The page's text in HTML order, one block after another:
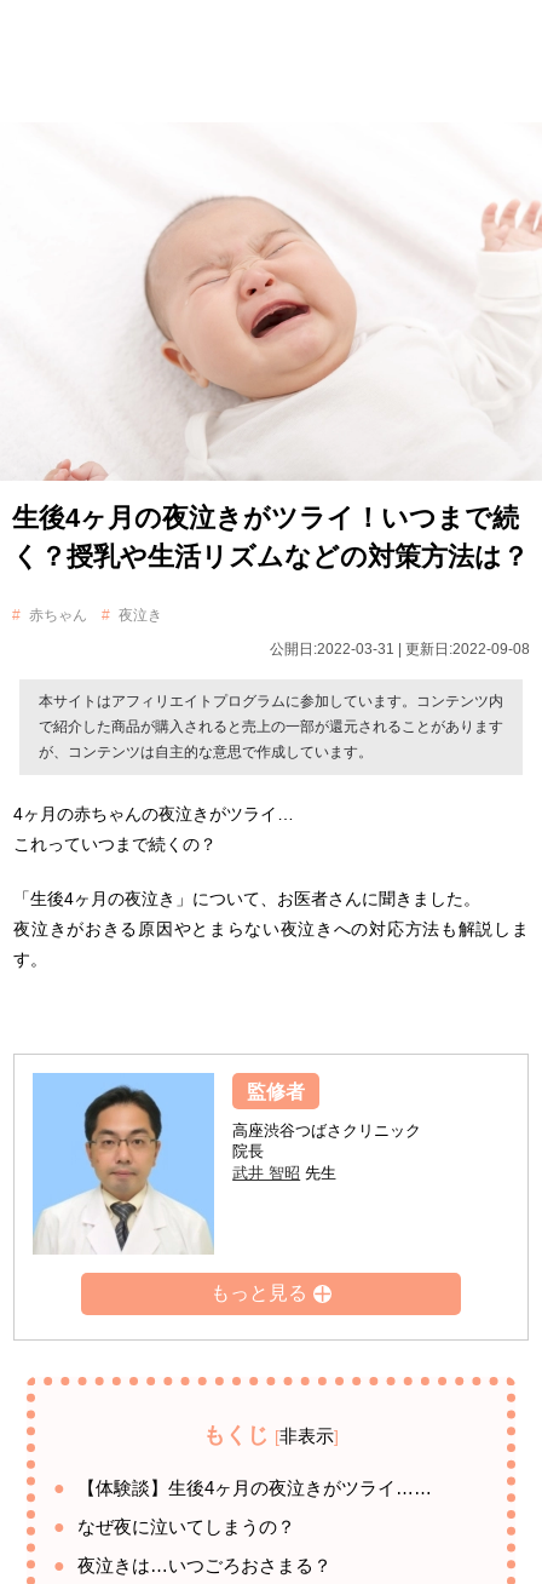
生後4ヶ月の夜泣きがツライ！いつまで続
く？授乳や生活リズムなどの対策方法は？
赤ちゃん
夜泣き
公開日:2022-03-31 | 更新日:2022-09-08
本サイトはアフィリエイトプログラムに参加しています。コンテンツ内
で紹介した商品が購入されると売上の一部が還元されることがあります
が、コンテンツは自主的な意思で作成しています。
4ヶ月の赤ちゃんの夜泣きがツライ…
これっていつまで続くの？
「生後4ヶ月の夜泣き」について、お医者さんに聞きました。
夜泣きがおきる原因やとまらない夜泣きへの対応方法も解説しま
す。
監修者
高座渋谷つばさクリニック
院長
武井 智昭 先生
もくじ [非表示]
【体験談】生後4ヶ月の夜泣きがツライ……
なぜ夜に泣いてしまうの？
夜泣きは…いつごろおさまる？